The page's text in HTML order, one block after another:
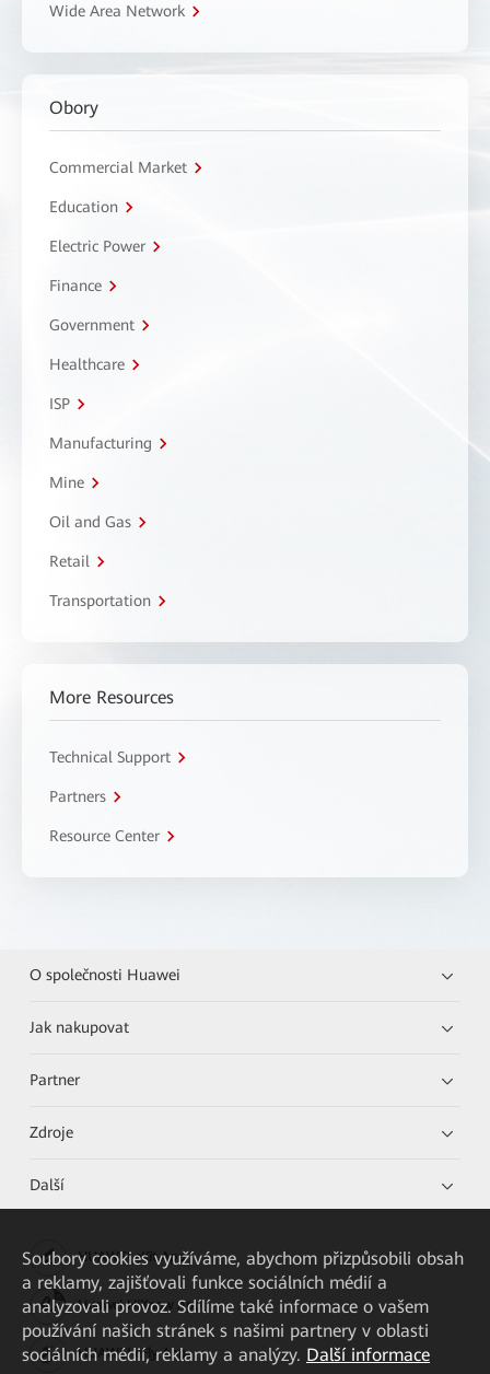
Wide Area Network
Obory
Commercial Market
Education
Electric Power
Finance
Government
Healthcare
ISP
Manufacturing
Mine
Oil and Gas
Retail
Transportation
More Resources
Technical Support
Partners
Resource Center
O společnosti Huawei
Jak nakupovat
Partner
Zdroje
Další
HUAWEI eKit App
Huawei HiKnow App
HUAWEI eFly App
Soubory cookies využíváme, abychom přizpůsobili obsah
a reklamy, zajišťovali funkce sociálních médií a
analyzovali provoz. Sdílíme také informace o vašem
používání našich stránek s našimi partnery v oblasti
sociálních médií, reklamy a analýzy. Další informace